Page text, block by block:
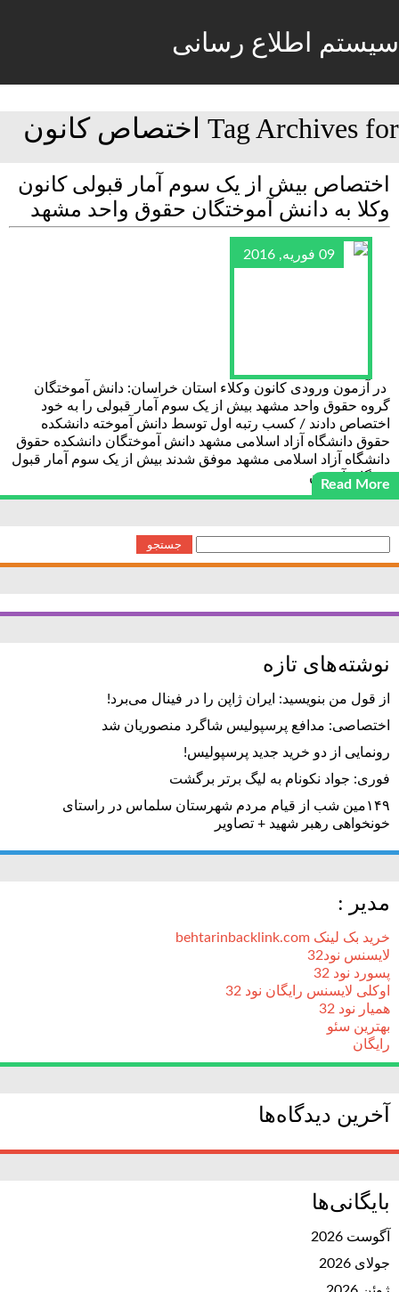
سیستم اطلاع رسانی
Tag Archives for اختصاص کانون
اختصاص بیش از یک سوم آمار قبولی کانون
وکلا به دانش آموختگان حقوق واحد مشهد
09 فوریه, 2016
در آزمون ورودی کانون وکلاء استان خراسان: دانش آموختگان
گروه حقوق واحد مشهد بیش از یک سوم آمار قبولی را به خود
اختصاص دادند / کسب رتبه اول توسط دانش آموخته دانشکده
حقوق دانشگاه آزاد اسلامی مشهد دانش آموختگان دانشکده حقوق
دانشگاه آزاد اسلامی مشهد موفق شدند بیش از یک سوم آمار قبول
شدگان آزمون
Read More
برای:
نوشته‌های تازه
از قول من بنویسید: ایران ژاپن را در فینال می‌برد!
اختصاصی: مدافع پرسپولیس شاگرد منصوریان شد
رونمایی از دو خرید جدید پرسپولیس!
فوری: جواد نکونام به لیگ برتر برگشت
۱۴۹مین شب از قیام مردم شهرستان سلماس در راستای
خونخواهی رهبر شهید + تصاویر
مدیر :
خرید بک لینک behtarinbacklink.com
لایسنس نود32
پسورد نود 32
اوکلی لایسنس رایگان نود 32
همیار نود 32
بهترین سئو
رایگان
آخرین دیدگاه‌ها
بایگانی‌ها
آگوست 2026
جولای 2026